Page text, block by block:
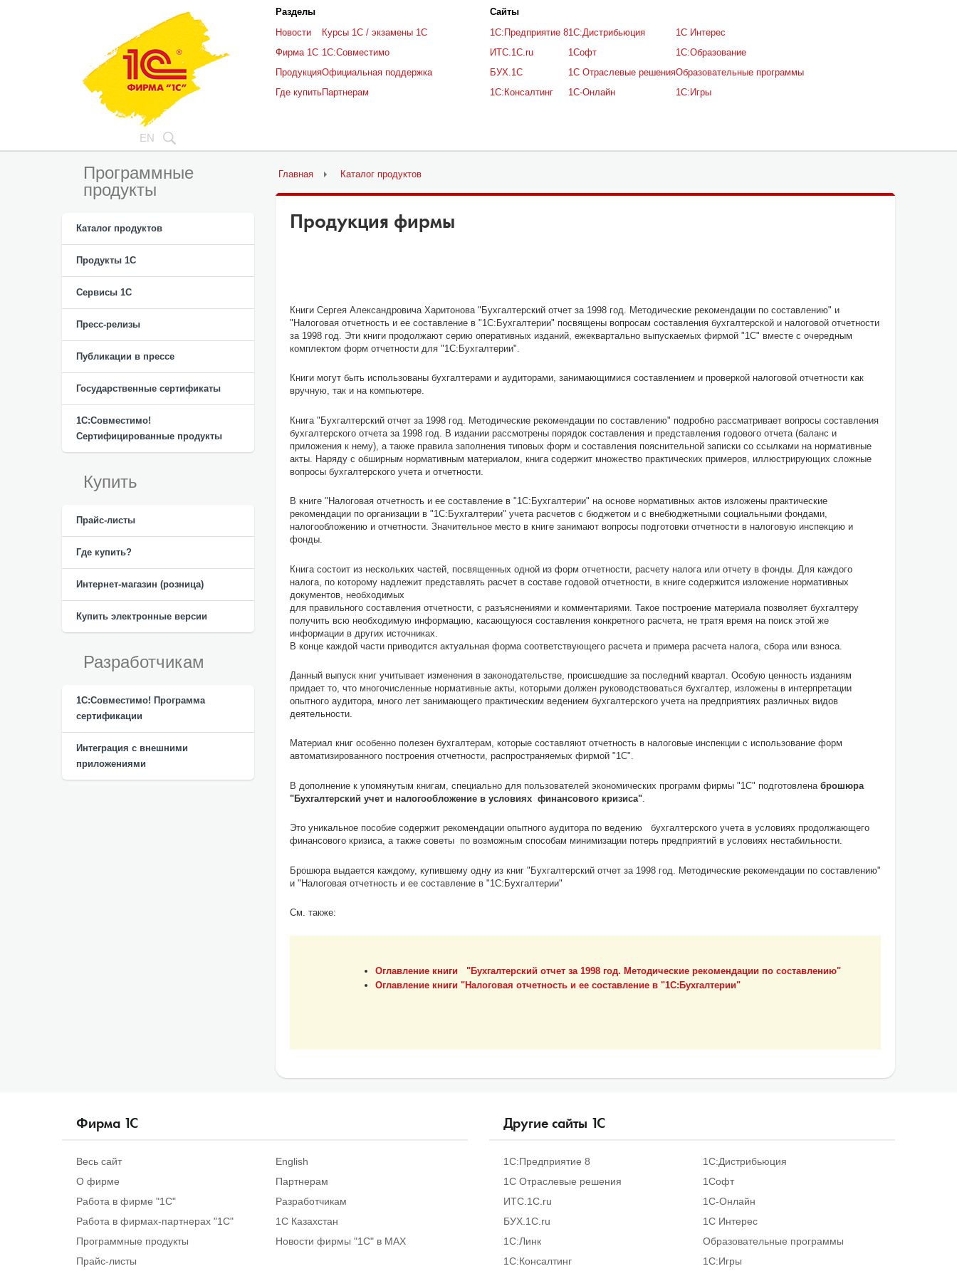
EN
Разделы
Новости
Фирма 1С
Продукция
Где купить
Курсы 1С / экзамены 1С
1С:Совместимо
Официальная поддержка
Партнерам
Cайты
1С:Предприятие 8
ИТС.1C.ru
БУХ.1С
1С:Консалтинг
1С:Дистрибьюция
1Софт
1С Отраслевые решения
1С-Онлайн
1С Интерес
1С:Образование
Образовательные программы
1С:Игры
Программные
продукты
Каталог продуктов
Продукты 1С
Сервисы 1С
Пресс-релизы
Публикации в прессе
Государственные сертификаты
1С:Совместимо!
Сертифицированные продукты
Купить
Прайс-листы
Где купить?
Интернет-магазин (розница)
Купить электронные версии
Разработчикам
1С:Совместимо! Программа
сертификации
Интеграция с внешними
приложениями
Главная Каталог продуктов
Продукция фирмы
Книги Сергея Александровича Харитонова "Бухгалтерский отчет за 1998 год. Методические рекомендации по составлению" и
"Налоговая отчетность и ее составление в "1С:Бухгалтерии" посвящены вопросам составления бухгалтерской и налоговой отчетности
за 1998 год. Эти книги продолжают серию оперативных изданий, ежеквартально выпускаемых фирмой "1С" вместе с очередным
комплектом форм отчетности для "1С:Бухгалтерии".
Книги могут быть использованы бухгалтерами и аудиторами, занимающимися составлением и проверкой налоговой отчетности как
вручную, так и на компьютере.
Книга "Бухгалтерский отчет за 1998 год. Методические рекомендации по составлению" подробно рассматривает вопросы составления
бухгалтерского отчета за 1998 год. В издании рассмотрены порядок составления и представления годового отчета (баланс и
приложения к нему), а также правила заполнения типовых форм и составления пояснительной записки со ссылками на нормативные
акты. Наряду с обширным нормативным материалом, книга содержит множество практических примеров, иллюстрирующих сложные
вопросы бухгалтерского учета и отчетности.
В книге "Налоговая отчетность и ее составление в "1С:Бухгалтерии" на основе нормативных актов изложены практические
рекомендации по организации в "1С:Бухгалтерии" учета расчетов с бюджетом и с внебюджетными социальными фондами,
налогообложению и отчетности. Значительное место в книге занимают вопросы подготовки отчетности в налоговую инспекцию и
фонды.
Книга состоит из нескольких частей, посвященных одной из форм отчетности, расчету налога или отчету в фонды. Для каждого
налога, по которому надлежит представлять расчет в составе годовой отчетности, в книге содержится изложение нормативных
документов, необходимых
для правильного составления отчетности, с разъяснениями и комментариями. Такое построение материала позволяет бухгалтеру
получить всю необходимую информацию, касающуюся составления конкретного расчета, не тратя время на поиск этой же
информации в других источниках.
В конце каждой части приводится актуальная форма соответствующего расчета и примера расчета налога, сбора или взноса.
Данный выпуск книг учитывает изменения в законодательстве, происшедшие за последний квартал. Особую ценность изданиям
придает то, что многочисленные нормативные акты, которыми должен руководствоваться бухгалтер, изложены в интерпретации
опытного аудитора, много лет занимающего практическим ведением бухгалтерского учета на предприятиях различных видов
деятельности.
Материал книг особенно полезен бухгалтерам, которые составляют отчетность в налоговые инспекции с использование форм
автоматизированного построения отчетности, распространяемых фирмой "1С".
В дополнение к упомянутым книгам, специально для пользователей экономических программ фирмы "1С" подготовлена брошюра
"Бухгалтерский учет и налогообложение в условиях финансового кризиса"
Это уникальное пособие содержит рекомендации опытного аудитора по ведению бухгалтерского учета в условиях продолжающего
финансового кризиса, а также советы по возможным способам минимизации потерь предприятий в условиях нестабильности.
Брошюра выдается каждому, купившему одну из книг "Бухгалтерский отчет за 1998 год. Методические рекомендации по составлению"
и "Налоговая отчетность и ее составление в "1С:Бухгалтерии"
См. также:
Оглавление книги "Бухгалтерский отчет за 1998 год. Методические рекомендации по составлению"
Оглавление книги "Налоговая отчетность и ее составление в "1С:Бухгалтерии"
Фирма 1С
Весь сайт
О фирме
Работа в фирме "1С"
Работа в фирмах-партнерах "1С"
Программные продукты
Прайс-листы
English
Партнерам
Разработчикам
1С Казахстан
Новости фирмы "1С" в MAX
Другие сайты 1С
1С:Предприятие 8
1С Отраслевые решения
ИТС.1C.ru
БУХ.1С.ru
1С:Линк
1С:Консалтинг
1С:Дистрибьюция
1Софт
1С-Онлайн
1С Интерес
Образовательные программы
1С:Игры